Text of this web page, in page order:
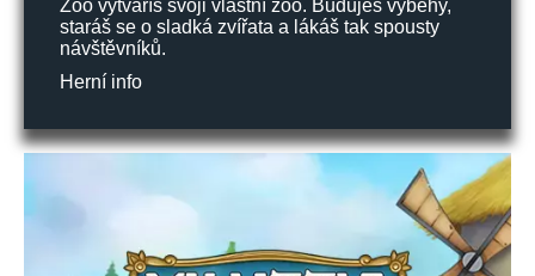
Zoo vytváříš svoji vlastní zoo. Buduješ výběhy,
staráš se o sladká zvířata a lákáš tak spousty
návštěvníků.
Herní info